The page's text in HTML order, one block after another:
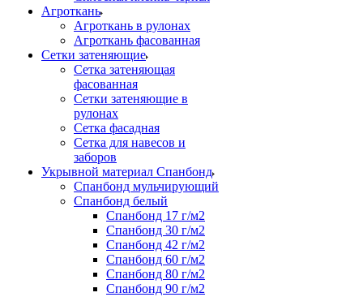
Агроткань
Агроткань в рулонах
Агроткань фасованная
Сетки затеняющие
Сетка затеняющая
фасованная
Сетки затеняющие в
рулонах
Сетка фасадная
Сетка для навесов и
заборов
Укрывной материал Спанбонд
Спанбонд мульчирующий
Спанбонд белый
Спанбонд 17 г/м2
Спанбонд 30 г/м2
Спанбонд 42 г/м2
Спанбонд 60 г/м2
Спанбонд 80 г/м2
Спанбонд 90 г/м2